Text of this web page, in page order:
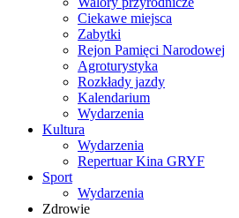
Ciekawe miejsca
Zabytki
Rejon Pamięci Narodowej
Agroturystyka
Rozkłady jazdy
Kalendarium
Wydarzenia
Kultura
Wydarzenia
Repertuar Kina GRYF
Sport
Wydarzenia
Zdrowie